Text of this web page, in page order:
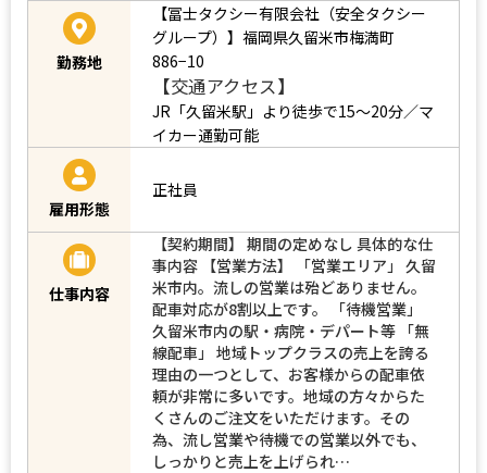
勤務地
【冨士タクシー有限会社（安全タクシー
グループ）】福岡県久留米市梅満町
886−10
【交通アクセス】
JR「久留米駅」より徒歩で15～20分／マ
イカー通勤可能
雇用形態
正社員
仕事内容
【契約期間】 期間の定めなし 具体的な仕
事内容 【営業方法】 「営業エリア」 久留
米市内。流しの営業は殆どありません。
配車対応が8割以上です。 「待機営業」
久留米市内の駅・病院・デパート等 「無
線配車」 地域トップクラスの売上を誇る
理由の一つとして、お客様からの配車依
頼が非常に多いです。地域の方々からた
くさんのご注文をいただけます。その
為、流し営業や待機での営業以外でも、
しっかりと売上を上げられ…